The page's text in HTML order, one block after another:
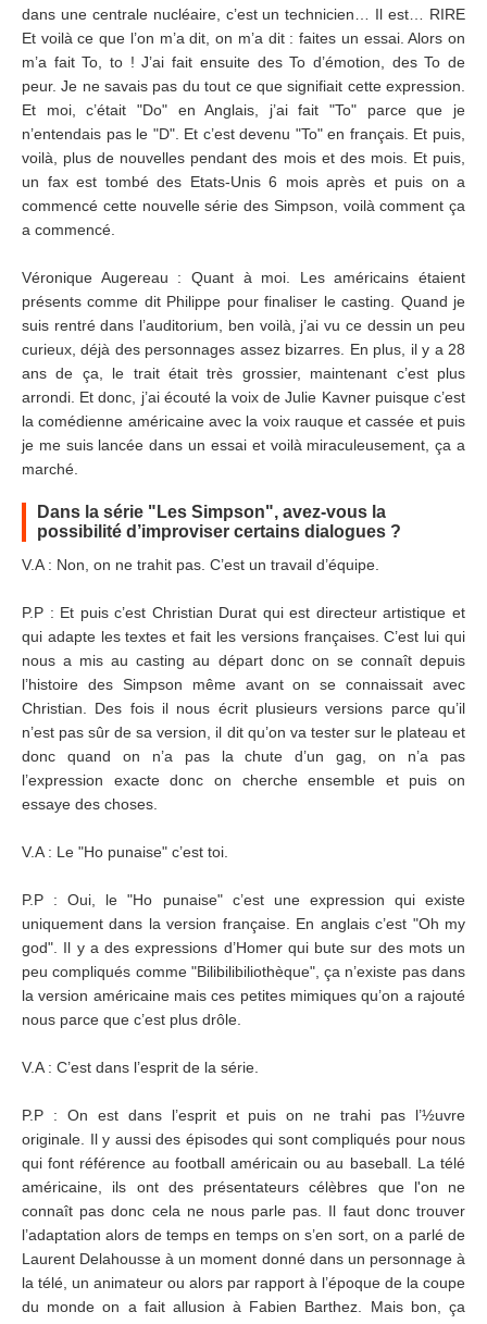
dans une centrale nucléaire, c’est un technicien… Il est… RIRE
Et voilà ce que l’on m’a dit, on m’a dit : faites un essai. Alors on
m’a fait To, to ! J’ai fait ensuite des To d’émotion, des To de
peur. Je ne savais pas du tout ce que signifiait cette expression.
Et moi, c’était "Do" en Anglais, j’ai fait "To" parce que je
n’entendais pas le "D". Et c’est devenu "To" en français. Et puis,
voilà, plus de nouvelles pendant des mois et des mois. Et puis,
un fax est tombé des Etats-Unis 6 mois après et puis on a
commencé cette nouvelle série des Simpson, voilà comment ça
a commencé.
Véronique Augereau : Quant à moi. Les américains étaient
présents comme dit Philippe pour finaliser le casting. Quand je
suis rentré dans l’auditorium, ben voilà, j’ai vu ce dessin un peu
curieux, déjà des personnages assez bizarres. En plus, il y a 28
ans de ça, le trait était très grossier, maintenant c’est plus
arrondi. Et donc, j’ai écouté la voix de Julie Kavner puisque c’est
la comédienne américaine avec la voix rauque et cassée et puis
je me suis lancée dans un essai et voilà miraculeusement, ça a
marché.
Dans la série "Les Simpson", avez-vous la
possibilité d’improviser certains dialogues ?
V.A : Non, on ne trahit pas. C’est un travail d’équipe.
P.P : Et puis c’est Christian Durat qui est directeur artistique et
qui adapte les textes et fait les versions françaises. C’est lui qui
nous a mis au casting au départ donc on se connaît depuis
l’histoire des Simpson même avant on se connaissait avec
Christian. Des fois il nous écrit plusieurs versions parce qu’il
n’est pas sûr de sa version, il dit qu’on va tester sur le plateau et
donc quand on n’a pas la chute d’un gag, on n’a pas
l’expression exacte donc on cherche ensemble et puis on
essaye des choses.
V.A : Le "Ho punaise" c’est toi.
P.P : Oui, le "Ho punaise" c’est une expression qui existe
uniquement dans la version française. En anglais c’est "Oh my
god". Il y a des expressions d’Homer qui bute sur des mots un
peu compliqués comme "Bilibilibiliothèque", ça n’existe pas dans
la version américaine mais ces petites mimiques qu’on a rajouté
nous parce que c’est plus drôle.
V.A : C’est dans l’esprit de la série.
P.P : On est dans l’esprit et puis on ne trahi pas l’½uvre
originale. Il y aussi des épisodes qui sont compliqués pour nous
qui font référence au football américain ou au baseball. La télé
américaine, ils ont des présentateurs célèbres que l'on ne
connaît pas donc cela ne nous parle pas. Il faut donc trouver
l’adaptation alors de temps en temps on s’en sort, on a parlé de
Laurent Delahousse à un moment donné dans un personnage à
la télé, un animateur ou alors par rapport à l’époque de la coupe
du monde on a fait allusion à Fabien Barthez. Mais bon, ça